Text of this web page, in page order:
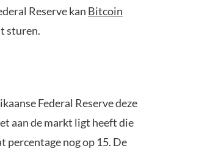
Reserve kan Bitcoin
sturen.
Federal Reserve deze
aan de markt ligt heeft die
percentage nog op 15. De